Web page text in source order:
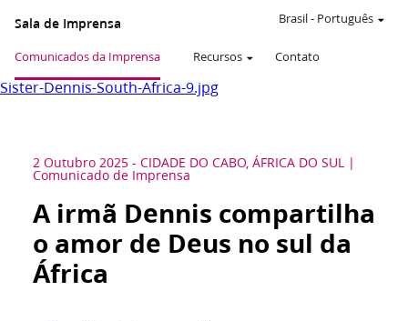
Sala de Imprensa
Comunicados da Imprensa Recursos Contato
Brasil- Português
Sister-Dennis-South-Africa-9.jpg
2 Outubro 2025 - CIDADE DO CABO, ÁFRICA DO SUL
Comunicado de Imprensa
A irmã Dennis compartilha
o amor de Deus no sul da
África